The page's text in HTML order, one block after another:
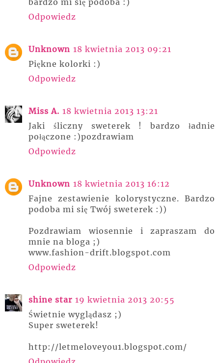
Odpowiedz
Unknown 18 kwietnia 2013 09:21
Piękne kolorki :)
Odpowiedz
Miss A. 18 kwietnia 2013 13:21
Jaki śliczny sweterek ! bardzo ładnie
połączone :)pozdrawiam
Odpowiedz
Unknown 18 kwietnia 2013 16:12
Fajne zestawienie kolorystyczne. Bardzo
podoba mi się Twój sweterek :))
Pozdrawiam wiosennie i zapraszam do
mnie na bloga ;)
www.fashion-drift.blogspot.com
Odpowiedz
shine star 19 kwietnia 2013 20:55
Świetnie wyglądasz ;)
Super sweterek!
http://letmeloveyou1.blogspot.com/